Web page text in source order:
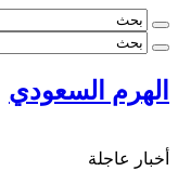
الهرم السعودي
أخبار عاجلة